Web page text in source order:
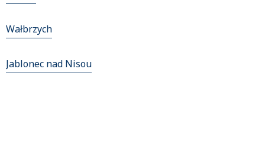
Wałbrzych
Jablonec nad Nisou